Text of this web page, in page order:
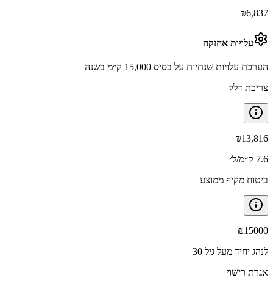
₪6,837
עלויות אחזקה
הערכת עלויות שנתיות על בסיס 15,000 ק״מ בשנה
צריכת דלק
₪13,816
7.6 ק״מ/ל׳
ביטוח מקיף ממוצע
₪15000
לנהג יחיד מעל גיל 30
אגרת רישוי